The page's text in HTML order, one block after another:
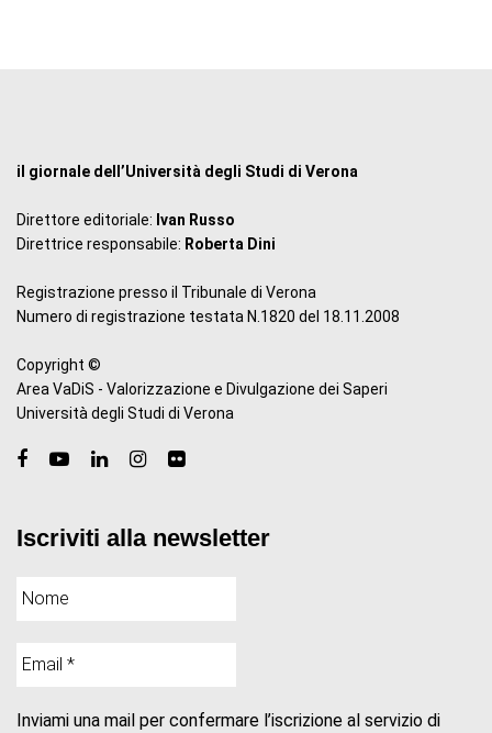
il giornale dell’Università degli Studi di Verona
Direttore editoriale: Ivan Russo
Direttrice responsabile: Roberta Dini
Registrazione presso il Tribunale di Verona
Numero di registrazione testata N.1820 del 18.11.2008
Copyright ©
Area VaDiS - Valorizzazione e Divulgazione dei Saperi
Università degli Studi di Verona
Iscriviti alla newsletter
Inviami una mail per confermare l’iscrizione al servizio di